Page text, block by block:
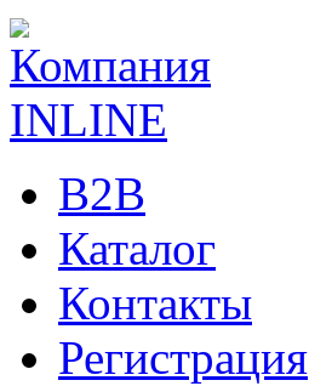
B2B
Каталог
Контакты
Регистрация